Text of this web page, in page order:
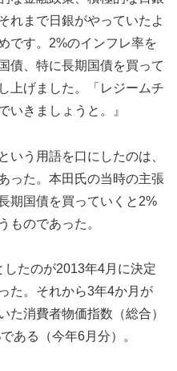
れまで日銀がやっていたよ
です。2%のインフレ率を
債、特に長期国債を買って
上げました。「レジームチ
いきましょうと。』
いう用語を口にしたのは、
った。本田氏の当時の主張
期国債を買っていくと2%
ものであった。
たのが2013年4月に決定
た。それから3年4か月が
た消費者物価指数（総合）
ある（今年6月分）。